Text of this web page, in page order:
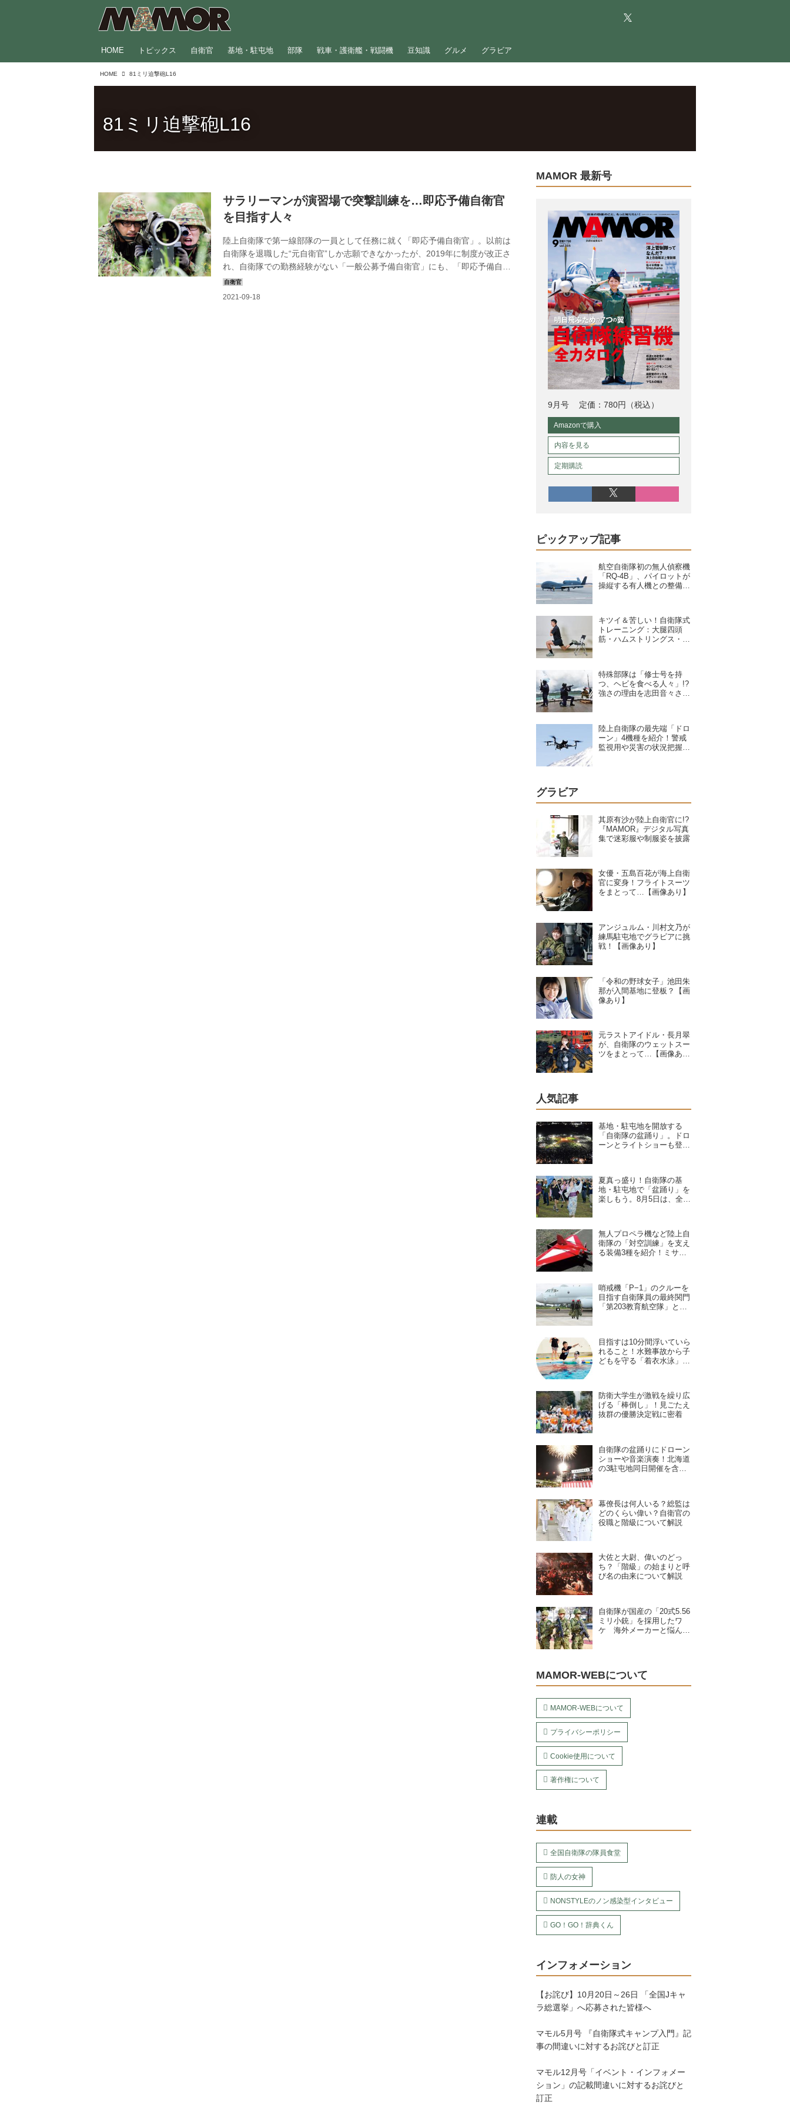
HOME トピックス 自衛官 基地・駐屯地 部隊 戦車・護衛艦・戦闘機 豆知識 グルメ グラビア
HOME 81ミリ迫撃砲L16
81ミリ迫撃砲L16
サラリーマンが演習場で突撃訓練を…即応予備自衛官
を目指す人々
陸上自衛隊で第一線部隊の一員として任務に就く「即応予備自衛官」。以前は
自衛隊を退職した“元自衛官”しか志願できなかったが、2019年に制度が改正さ
れ、自衛隊での勤務経験がない「一般公募予備自衛官」にも、「即応予備自衛
官」への門戸が開かれた。仕事や学業を続けながら、常備自衛官と一緒に第一
線で国防に携わろうと志すのは、どのような人たちなのだろうか。 そこでマ
MAMOR 最新号
9月号 定価：780円（税込）
Amazonで購入
内容を見る
定期購読
ピックアップ記事
航空自衛隊初の無人偵察機
「RQ-4B」、パイロットが
操縦する有人機との整備の
キツイ＆苦しい！自衛隊式
トレーニング：大腿四頭
筋・ハムストリングス・大
特殊部隊は「修士号を持
つ、ヘビを食べる人々」!?
強さの理由を志田音々さん
陸上自衛隊の最先端「ドロ
ーン」4機種を紹介！警戒
監視用や災害の状況把握に
グラビア
其原有沙が陸上自衛官に!?
『MAMOR』デジタル写真
集で迷彩服や制服姿を披露
女優・五島百花が海上自衛
官に変身！フライトスーツ
をまとって…【画像あり】
アンジュルム・川村文乃が
練馬駐屯地でグラビアに挑
戦！【画像あり】
「令和の野球女子」池田朱
那が入間基地に登板？【画
像あり】
元ラストアイドル・長月翠
が、自衛隊のウェットスー
ツをまとって…【画像あ
人気記事
基地・駐屯地を開放する
「自衛隊の盆踊り」。ドロ
ーンとライトショーも登
夏真っ盛り！自衛隊の基
地・駐屯地で「盆踊り」を
楽しもう。8月5日は、全国
無人プロペラ機など陸上自
衛隊の「対空訓練」を支え
る装備3種を紹介！ミサイ
哨戒機「P−1」のクルーを
目指す自衛隊員の最終関門
「第203教育航空隊」と
目指すは10分間浮いていら
れること！水難事故から子
どもを守る「着衣水泳」の
防衛大学生が激戦を繰り広
げる「棒倒し」！見ごたえ
抜群の優勝決定戦に密着
自衛隊の盆踊りにドローン
ショーや音楽演奏！北海道
の3駐屯地同日開催を含
幕僚長は何人いる？総監は
どのくらい偉い？自衛官の
役職と階級について解説
大佐と大尉、偉いのどっ
ち？「階級」の始まりと呼
び名の由来について解説
自衛隊が国産の「20式5.56
ミリ小銃」を採用したワ
ケ 海外メーカーと悩んで
MAMOR-WEBについて
MAMOR-WEBについて
プライバシーポリシー
Cookie使用について
著作権について
連載
全国自衛隊の隊員食堂
防人の女神
NONSTYLEのノン感染型インタビュー
GO！GO！辞典くん
インフォメーション
【お詫び】10月20日～26日 「全国Jキャ
ラ総選挙」へ応募された皆様へ
マモル5月号 『自衛隊式キャンプ入門』記
事の間違いに対するお詫びと訂正
マモル12月号「イベント・インフォメー
ション」の記載間違いに対するお詫びと
訂正